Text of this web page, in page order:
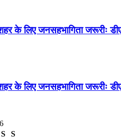
के लिए जनसहभागिता जरूरीः
के लिए जनसहभागिता जरूरीः
S
S